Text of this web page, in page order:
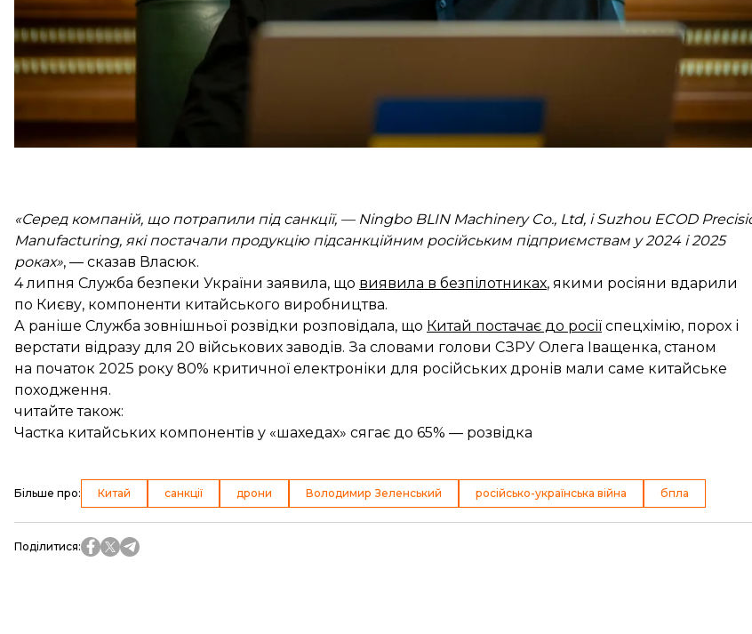
«Серед компаній, що потрапили під санкції, — Ningbo BLIN Machinery Co., Ltd, і Suzhou ECOD
Manufacturing, які постачали продукцію підсанкційним російським підприємствам у 2024 і 2025
роках», — сказав Власюк.
4 липня Служба безпеки України заявила, що виявила в безпілотниках, якими росіяни вдарили
по Києву, компоненти китайського виробництва.
А раніше Служба зовнішньої розвідки розповідала, що Китай постачає до росії спецхімію, порох і
верстати відразу для 20 військових заводів. За словами голови СЗРУ Олега Іващенка, станом
на початок 2025 року 80% критичної електроніки для російських дронів мали саме китайське
походження.
читайте також:
Частка китайських компонентів у «шахедах» сягає до 65% — розвідка
Більше про: Китай санкції дрони Володимир Зеленський російсько-українська війна бпла
Поділитися: